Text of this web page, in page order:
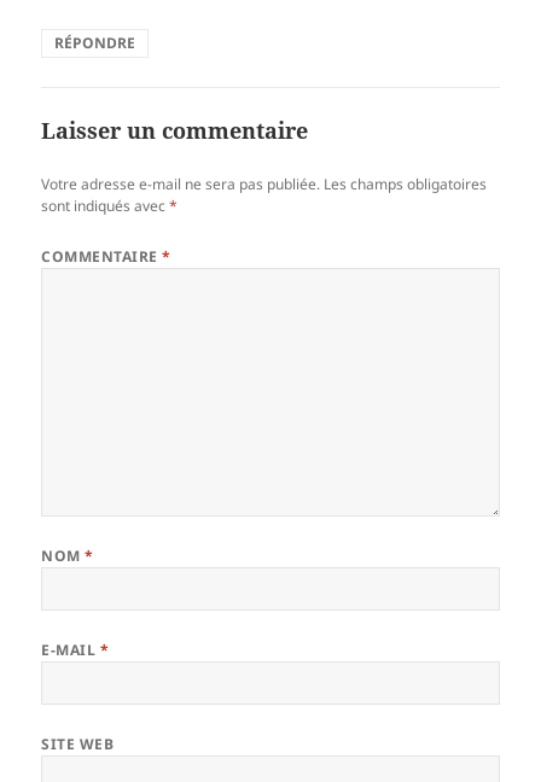
RÉPONDRE
Laisser un commentaire
Votre adresse e-mail ne sera pas publiée. Les champs obligatoires
sont indiqués avec*
COMMENTAIRE*
NOM*
E-MAIL *
SITE WEB